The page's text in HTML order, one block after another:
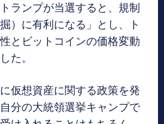
ランプが当選すると、規制
）に有利になる」とし、ト
とビットコインの価格変動
た。
仮想資産に関する政策を発
分の大統領選挙キャンプで